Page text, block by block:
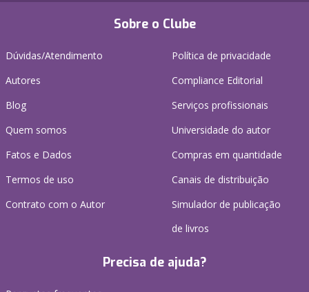
Sobre o Clube
Dúvidas/Atendimento
Autores
Blog
Quem somos
Fatos e Dados
Termos de uso
Contrato com o Autor
Política de privacidade
Compliance Editorial
Serviços profissionais
Universidade do autor
Compras em quantidade
Canais de distribuição
Simulador de publicação
de livros
Precisa de ajuda?